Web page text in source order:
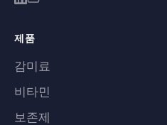
제품
감미료
비타민
보존제